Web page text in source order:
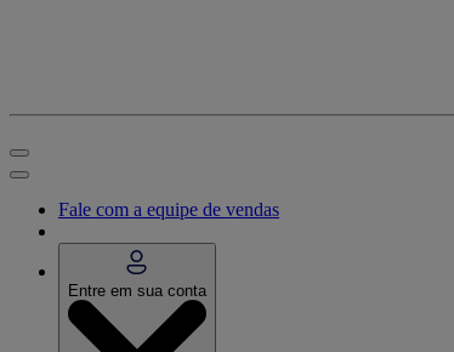
Fale com a equipe de vendas
Entre em sua conta